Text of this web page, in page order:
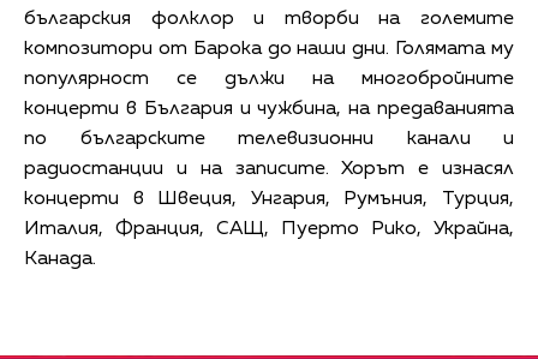
българския фолклор и творби на големите
композитори от Барока до наши дни. Голямата му
популярност се дължи на многобройните
концерти в България и чужбина, на предаванията
по българските телевизионни канали и
радиостанции и на записите. Хорът е изнасял
концерти в Швеция, Унгария, Румъния, Турция,
Италия, Франция, САЩ, Пуерто Рико, Украйна,
Канада.